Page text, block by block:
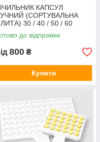
КАПСУЛ
(СОРТУВАЛЬНА
30 / 40 / 50 / 60
до відправки
800 ₴
Купити